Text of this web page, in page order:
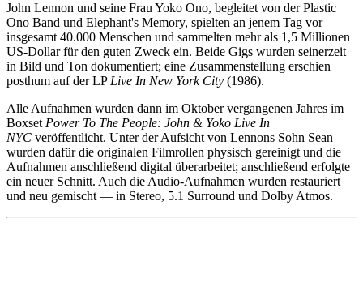
John Lennon und seine Frau Yoko Ono, begleitet von der Plastic
Ono Band und Elephant's Memory, spielten an jenem Tag vor
insgesamt 40.000 Menschen und sammelten mehr als 1,5 Millionen
US-Dollar für den guten Zweck ein. Beide Gigs wurden seinerzeit
in Bild und Ton dokumentiert; eine Zusammenstellung erschien
posthum auf der LP Live In New York City (1986).
Alle Aufnahmen wurden dann im Oktober vergangenen Jahres im
Boxset Power To The People: John & Yoko Live In
NYC veröffentlicht. Unter der Aufsicht von Lennons Sohn Sean
wurden dafür die originalen Filmrollen physisch gereinigt und die
Aufnahmen anschließend digital überarbeitet; anschließend erfolgte
ein neuer Schnitt. Auch die Audio-Aufnahmen wurden restauriert
und neu gemischt — in Stereo, 5.1 Surround und Dolby Atmos.